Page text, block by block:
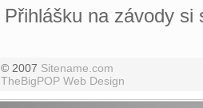
Přihlášku na závody
© 2007 Sitename.com
TheBigPOP Web Design